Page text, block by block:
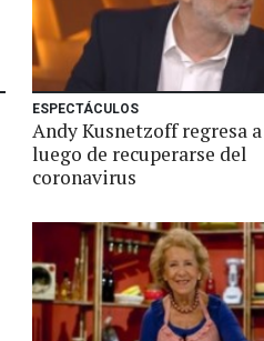
ESPECTÁCULOS
Andy Kusnetzoff regresa
luego de recuperarse del
coronavirus